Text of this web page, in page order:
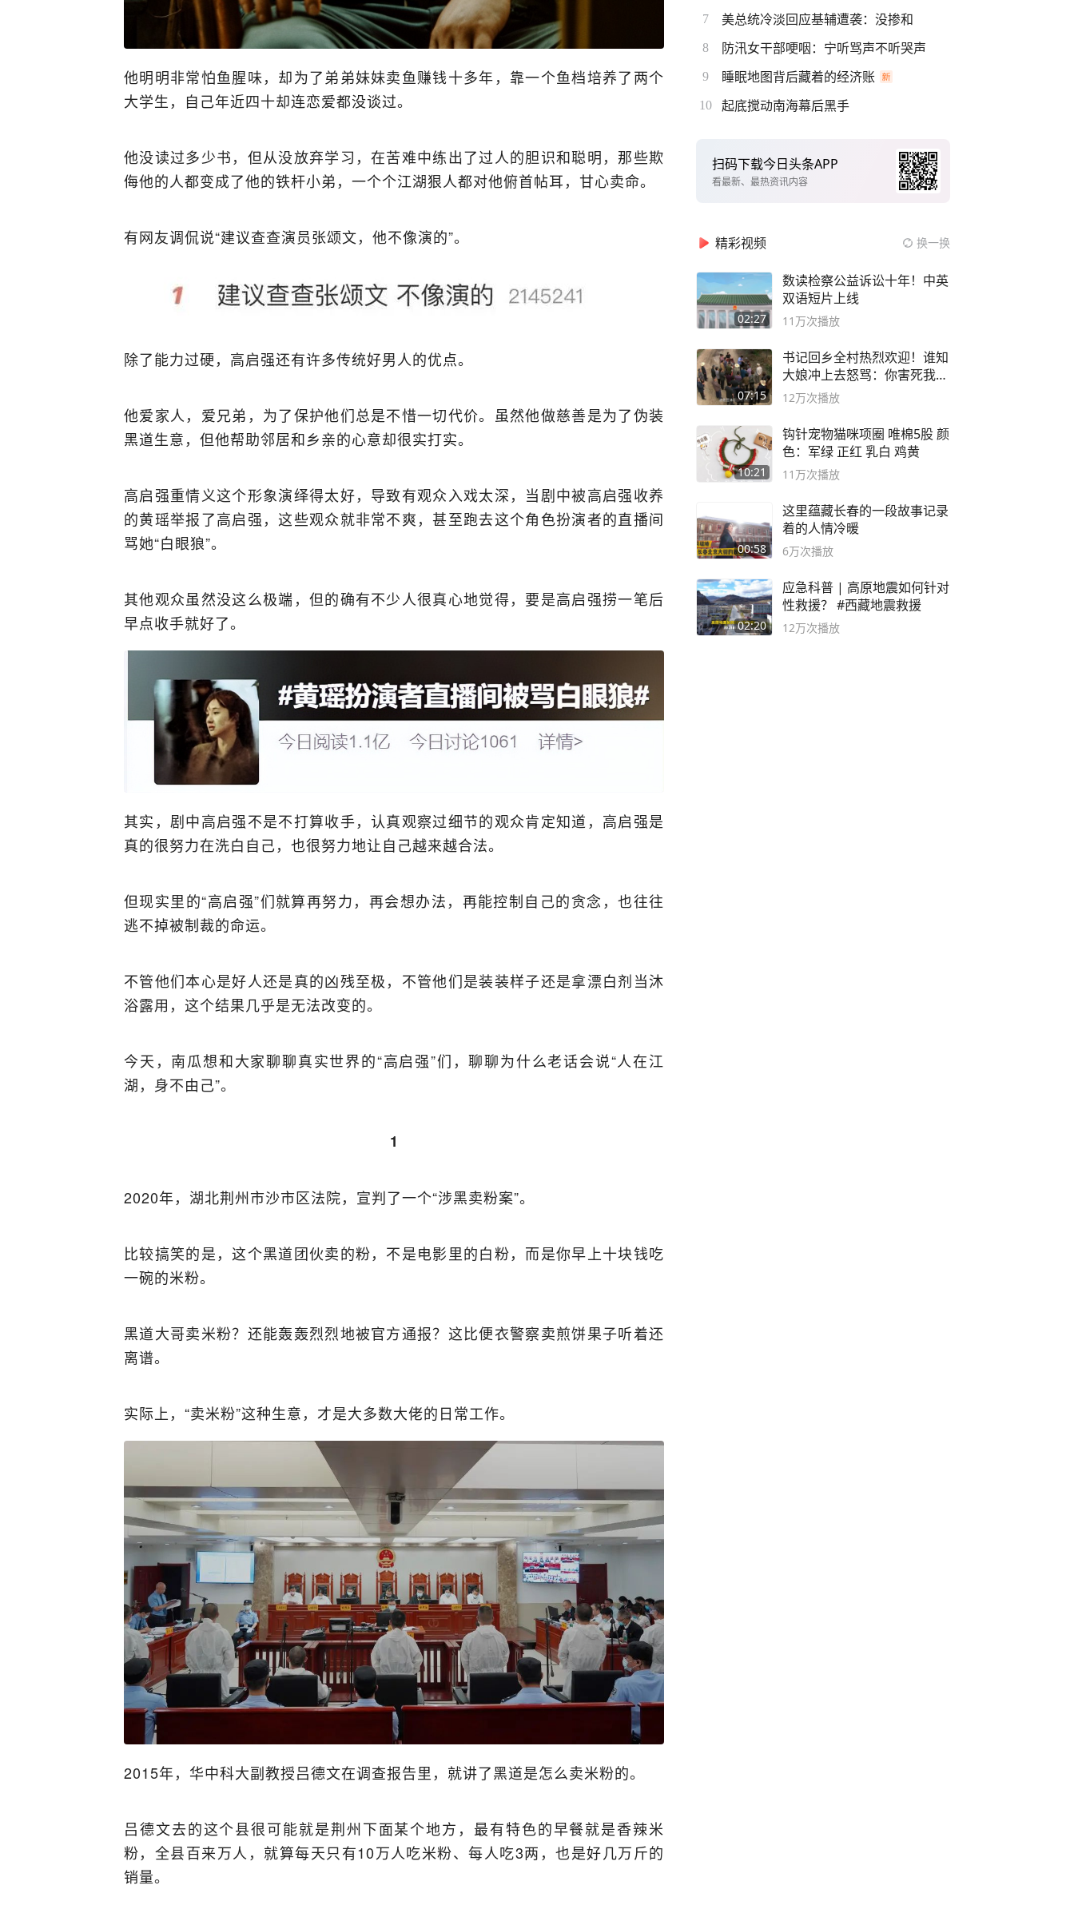
他明明非常怕鱼腥味，却为了弟弟妹妹卖鱼赚钱十多年，靠一个鱼档培养了两个
大学生，自己年近四十却连恋爱都没谈过。
他没读过多少书，但从没放弃学习，在苦难中练出了过人的胆识和聪明，那些欺
侮他的人都变成了他的铁杆小弟，一个个江湖狠人都对他俯首帖耳，甘心卖命。
有网友调侃说“建议查查演员张颂文，他不像演的”。
除了能力过硬，高启强还有许多传统好男人的优点。
他爱家人，爱兄弟，为了保护他们总是不惜一切代价。虽然他做慈善是为了伪装
黑道生意，但他帮助邻居和乡亲的心意却很实打实。
高启强重情义这个形象演绎得太好，导致有观众入戏太深，当剧中被高启强收养
的黄瑶举报了高启强，这些观众就非常不爽，甚至跑去这个角色扮演者的直播间
骂她“白眼狼”。
其他观众虽然没这么极端，但的确有不少人很真心地觉得，要是高启强捞一笔后
早点收手就好了。
其实，剧中高启强不是不打算收手，认真观察过细节的观众肯定知道，高启强是
真的很努力在洗白自己，也很努力地让自己越来越合法。
但现实里的“高启强”们就算再努力，再会想办法，再能控制自己的贪念，也往往
逃不掉被制裁的命运。
不管他们本心是好人还是真的凶残至极，不管他们是装装样子还是拿漂白剂当沐
浴露用，这个结果几乎是无法改变的。
今天，南瓜想和大家聊聊真实世界的“高启强”们，聊聊为什么老话会说“人在江
湖，身不由己”。
1
2020年，湖北荆州市沙市区法院，宣判了一个“涉黑卖粉案”。
比较搞笑的是，这个黑道团伙卖的粉，不是电影里的白粉，而是你早上十块钱吃
一碗的米粉。
黑道大哥卖米粉？还能轰轰烈烈地被官方通报？这比便衣警察卖煎饼果子听着还
离谱。
实际上，“卖米粉”这种生意，才是大多数大佬的日常工作。
2015年，华中科大副教授吕德文在调查报告里，就讲了黑道是怎么卖米粉的。
吕德文去的这个县很可能就是荆州下面某个地方，最有特色的早餐就是香辣米
粉，全县百来万人，就算每天只有10万人吃米粉、每人吃3两，也是好几万斤的
销量。
7 美总统冷淡回应基辅遭袭：没掺和
8 防汛女干部哽咽：宁听骂声不听哭声
9 睡眠地图背后藏着的经济账
10 起底搅动南海幕后黑手
扫码下载今日头条APP
看最新、最热资讯内容
精彩视频 换一换
02:27
数读检察公益诉讼十年！中英
双语短片上线
11万次播放
07:15
书记回乡全村热烈欢迎！谁知
大娘冲上去怒骂：你害死我儿
子
12万次播放
10:21
钩针宠物猫咪项圈 唯棉5股 颜
色：军绿 正红 乳白 鸡黄
11万次播放
00:58
这里蕴藏长春的一段故事记录
着的人情冷暖
6万次播放
02:20
应急科普 | 高原地震如何针对
性救援？ #西藏地震救援
12万次播放